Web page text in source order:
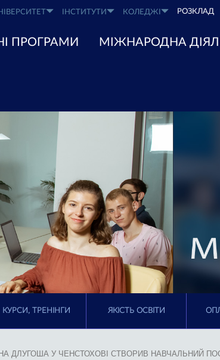
ІНСТИТУТИ КОЛЕДЖІ РОЗКЛАД
ПРОГРАМИ МІЖНАРОДНА
КУРСИ, ТРЕНІНГИ ЯКІСТЬ ОСВІТИ
ДЛУГОША У ЧЕНСТОХОВІ СТВОРИВ НАВЧАЛЬНИЙ